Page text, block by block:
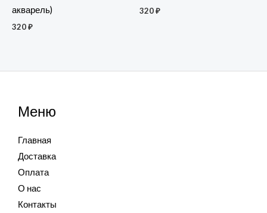
акварель)
320₽
320₽
Меню
Главная
Доставка
Оплата
О нас
Контакты